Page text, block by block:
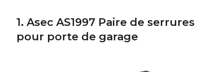
1. Asec AS1997 Paire de serrures
pour porte de garage